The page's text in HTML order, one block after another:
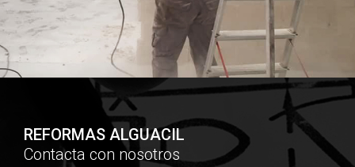
REFORMAS ALGUACIL
Contacta con nosotros